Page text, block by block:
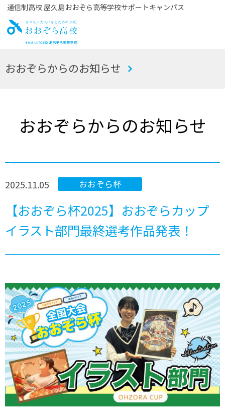
通信制高校 屋久島おおぞら高等学校サポートキャンパス
お
おおぞらからのお知らせ
おおぞらからのお知らせ
2025.11.05 おおぞら杯
【おおぞら杯2025】おおぞらカップ
イラスト部門最終選考作品発表！